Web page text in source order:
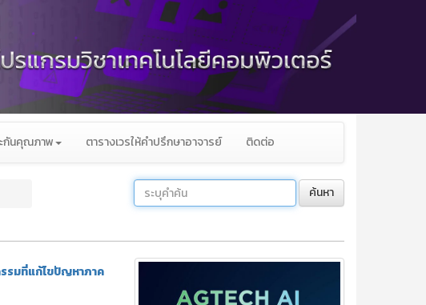
กันคุณภาพ ตารางเวรให้คำปรึกษาอาจารย์ ติดต่อ
ค้นหา
รมที่แก้ไขปัญหาภาค